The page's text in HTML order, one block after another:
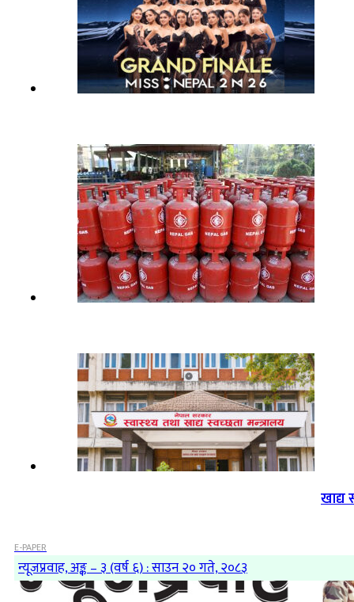
खाद्य
E-PAPER
न्यूजप्रवाह, अङ्क – ३ (वर्ष ६) : साउन २० गते, २०८३